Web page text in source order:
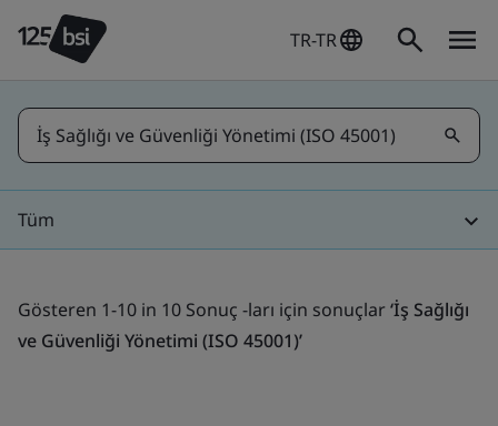
TR-TR
Tüm
Gösteren 1-10 in 10 Sonuç -ları için sonuçlar‘İş Sağlığı
ve Güvenliği Yönetimi (ISO 45001)’